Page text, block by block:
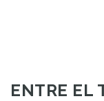
ENTRE EL